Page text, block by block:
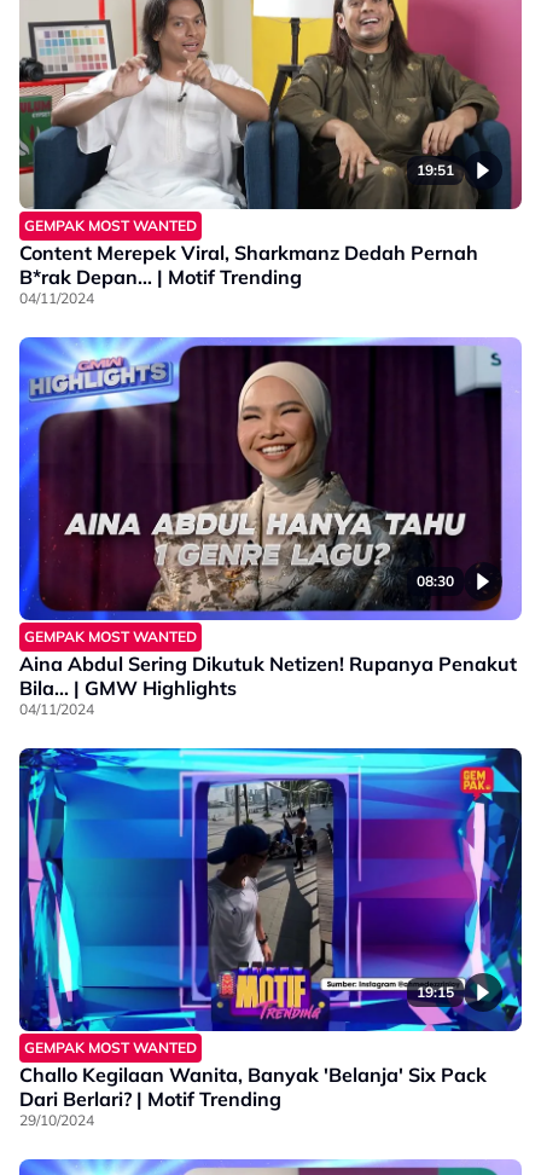
19:51
GEMPAK MOST WANTED
Content Merepek Viral, Sharkmanz Dedah Pernah
B*rak Depan… | Motif Trending
04/11/2024
08:30
GEMPAK MOST WANTED
Aina Abdul Sering Dikutuk Netizen! Rupanya Penakut
Bila... | GMW Highlights
04/11/2024
19:15
GEMPAK MOST WANTED
Challo Kegilaan Wanita, Banyak 'Belanja' Six Pack
Dari Berlari? | Motif Trending
29/10/2024